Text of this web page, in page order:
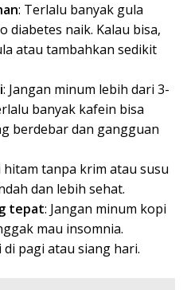
: Terlalu banyak gula
diabetes naik. Kalau bisa,
atau tambahkan sedikit
: Jangan minum lebih dari 3-
banyak kafein bisa
berdebar dan gangguan
hitam tanpa krim atau susu
dan lebih sehat.
tepat: Jangan minum kopi
mau insomnia.
pagi atau siang hari.